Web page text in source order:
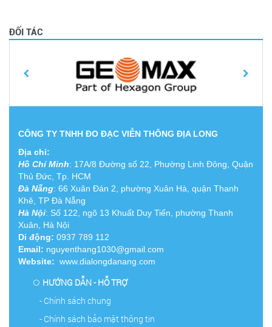
ĐỐI TÁC
CÔNG TY TNHH ĐO ĐẠC VIỄN THÔNG ĐỊA LONG
Địa chỉ:
Hồ Chí Minh: 17A/8 Đường số 22, Phường Linh Đông, Quận
Thủ Đức, Tp. HCM
Đà Nẵng: 66 Xuân Đán 2, phường Xuân Hà, quận Thanh
Khê, TP Đà Nẵng
Hà Nội: Số 122, ngõ 13 Khuất Duy Tiến, phường Thanh
Xuân, Hà Nội
Di động: 0937 789 112
Email: nguyenthang1030@gmail.com
Website: www.dialongdanang.com
HƯỚNG DẪN - HỖ TRỢ
- Chính sách chung
- Chính sách bảo mật thông tin